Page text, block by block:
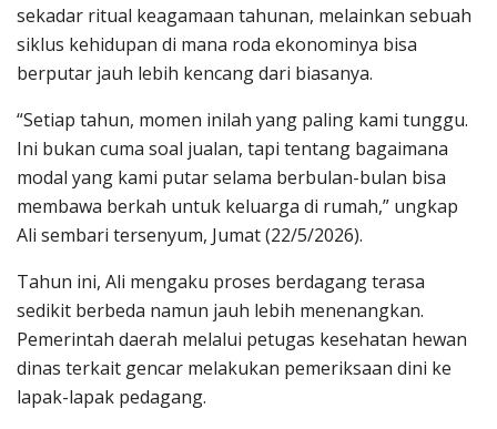
sekadar ritual keagamaan tahunan, melainkan sebuah
siklus kehidupan di mana roda ekonominya bisa
berputar jauh lebih kencang dari biasanya.
“Setiap tahun, momen inilah yang paling kami tunggu.
Ini bukan cuma soal jualan, tapi tentang bagaimana
modal yang kami putar selama berbulan-bulan bisa
membawa berkah untuk keluarga di rumah,” ungkap
Ali sembari tersenyum, Jumat (22/5/2026).
Tahun ini, Ali mengaku proses berdagang terasa
sedikit berbeda namun jauh lebih menenangkan.
Pemerintah daerah melalui petugas kesehatan hewan
dinas terkait gencar melakukan pemeriksaan dini ke
lapak-lapak pedagang.